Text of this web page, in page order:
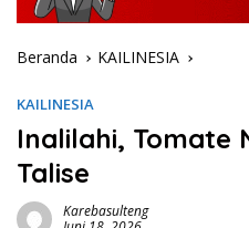
Beranda KAILINESIA
KAILINESIA
Inalilahi, Tomate
Talise
Karebasulteng